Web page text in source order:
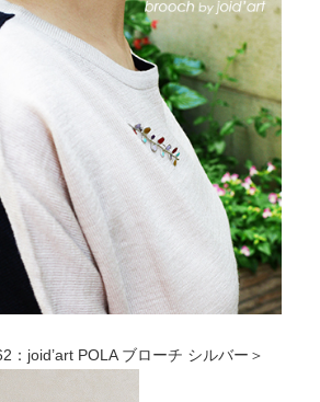
：joid’art POLA ブローチ シルバー＞